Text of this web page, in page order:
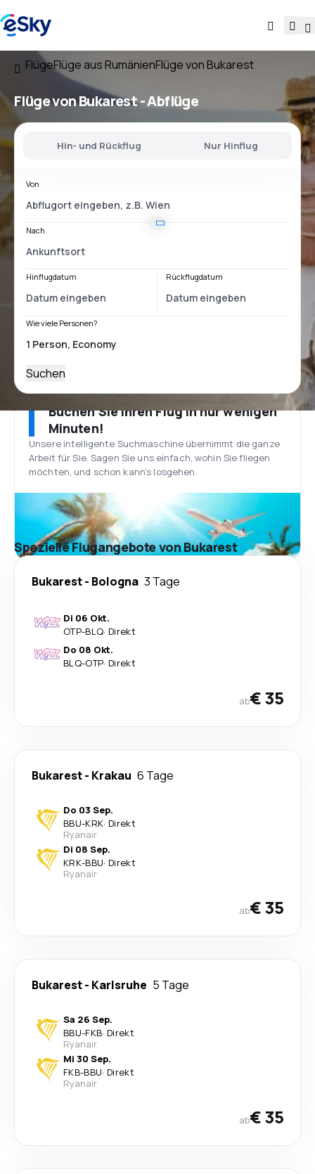
FlügeFlüge aus RumänienFlüge von Bukarest
Flügevon Bukarest- Abflüge
Hin- und Rückflug Nur Hinflug
Von
Nach
Hinflugdatum Rückflugdatum
Wie viele Personen?
Suchen
Buchen Sie Ihren Flug in nur wenigen
Minuten!
Unsere intelligente Suchmaschine übernimmt die ganze
Arbeit für Sie. Sagen Sie uns einfach, wohin Sie fliegen
möchten, und schon kann’s losgehen.
Spezielle Flugangebote von Bukarest
Bukarest- Bologna 3 Tage
Di 06 Okt.
OTP-BLQ· Direkt
Do 08 Okt.
BLQ-OTP· Direkt
ab€ 35
Bukarest- Krakau 6 Tage
Do 03 Sep.
BBU-KRK· Direkt
Ryanair
Di 08 Sep.
KRK-BBU· Direkt
Ryanair
ab€ 35
Bukarest- Karlsruhe 5 Tage
Sa 26 Sep.
BBU-FKB· Direkt
Ryanair
Mi 30 Sep.
FKB-BBU· Direkt
Ryanair
ab€ 35